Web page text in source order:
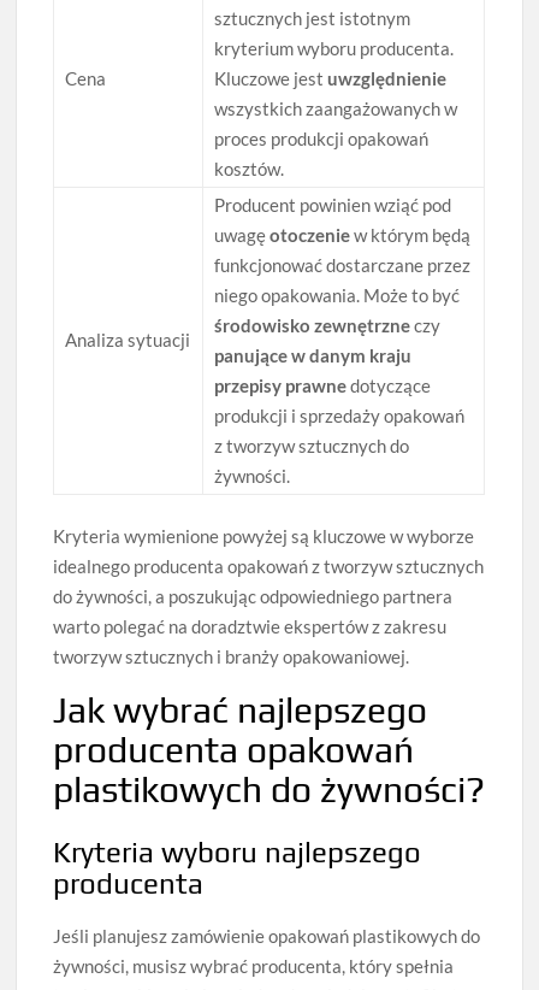
Cena
sztucznych jest istotnym
kryterium wyboru producenta.
Kluczowe jestuwzględnienie
wszystkich zaangażowanych w
proces produkcji opakowań
kosztów.
Analiza sytuacji
Producent powinien wziąć pod
uwagęotoczeniew którym będą
funkcjonować dostarczane przez
niego opakowania. Może to być
środowisko zewnętrzneczy
panujące w danym kraju
przepisy prawnedotyczące
produkcji i sprzedaży opakowań
z tworzyw sztucznych do
żywności.
Kryteria wymienione powyżej są kluczowe w wyborze
idealnego producenta opakowań z tworzyw sztucznych
do żywności, a poszukując odpowiedniego partnera
warto polegać na doradztwie ekspertów z zakresu
tworzyw sztucznych i branży opakowaniowej.
Jak wybrać najlepszego
producenta opakowań
plastikowych do żywności?
Kryteria wyboru najlepszego
producenta
Jeśli planujesz zamówienie opakowań plastikowych do
żywności, musisz wybrać producenta, który spełnia